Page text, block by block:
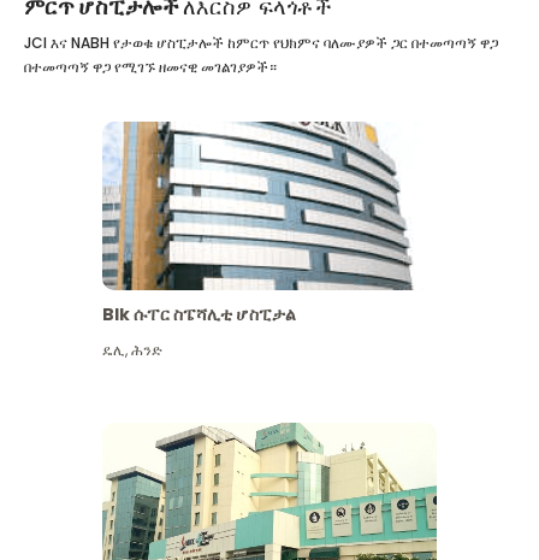
ምርጥ ሆስፒታሎችለእርስዎ ፍላጎቶች
JCI እና NABH የታወቁ ሆስፒታሎች ከምርጥ የህክምና ባለሙያዎች ጋር በተመጣጣኝ ዋጋ
በተመጣጣኝ ዋጋ የሚገኙ ዘመናዊ መገልገያዎች።
Blk ሱፐር ስፔሻሊቲ ሆስፒታል
ዴሊ,ሕንድ